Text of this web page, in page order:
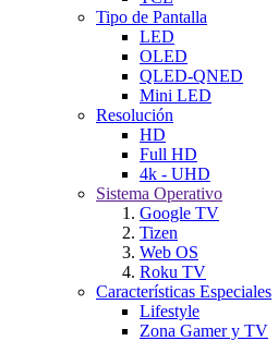
Tipo de Pantalla
LED
OLED
QLED-QNED
Mini LED
Resolución
HD
Full HD
4k - UHD
Sistema Operativo
Google TV
Tizen
Web OS
Roku TV
Características Especiales
Lifestyle
Zona Gamer y TV